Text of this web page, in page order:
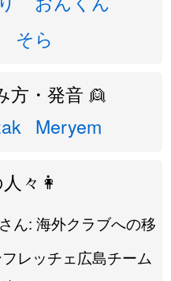
そら
方・発音 👱
Meryem
々👩
さん: 海外クラブへの移
レッチェ広島チーム